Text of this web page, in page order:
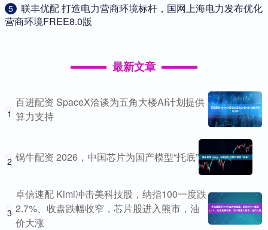
5
​联丰优配 打造电力营商环境标杆，国网上海电力发布优化
营商环境FREE8.0版
最新文章
1
百进配资 SpaceX洽谈为五角大楼AI计划提供
算力支持
2 锅牛配资 2026，中国芯片为国产模型“托底”
3
卓信速配 Kimi冲击美科技股，纳指100一度跌
2.7%、收盘跌幅收窄，芯片股进入熊市，油
价大涨